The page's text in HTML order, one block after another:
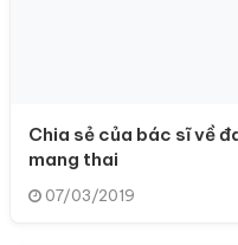
Chia sẻ của bác sĩ về
mang thai
07/03/2019